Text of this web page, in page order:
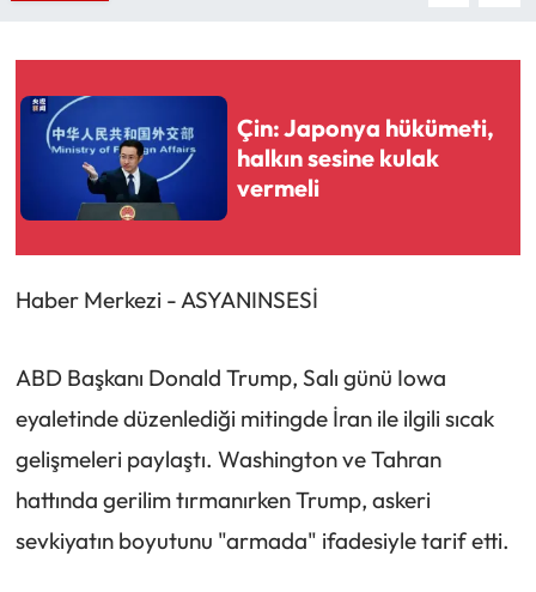
Çin: Japonya hükümeti,
halkın sesine kulak
vermeli
Haber Merkezi - ASYANINSESİ
ABD Başkanı Donald Trump, Salı günü Iowa
eyaletinde düzenlediği mitingde İran ile ilgili sıcak
gelişmeleri paylaştı. Washington ve Tahran
hattında gerilim tırmanırken Trump, askeri
sevkiyatın boyutunu "armada" ifadesiyle tarif etti.